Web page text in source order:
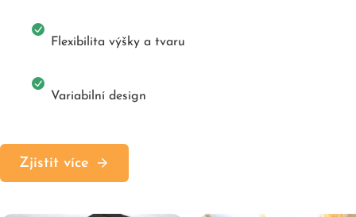
Flexibilita výšky a tvaru
Variabilní design
Zjistit více